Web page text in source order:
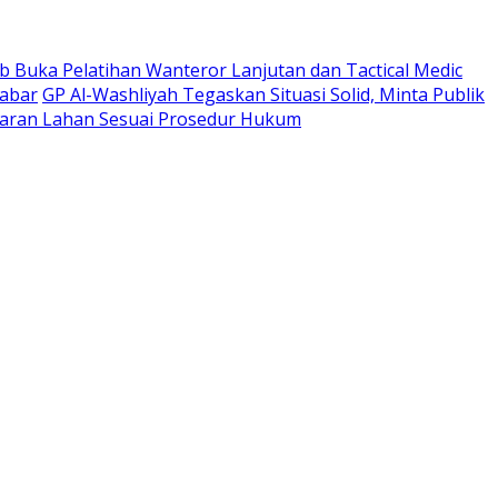
Buka Pelatihan Wanteror Lanjutan dan Tactical Medic
GP Al-Washliyah Tegaskan Situasi Solid, Minta Publik
Lahan Sesuai Prosedur Hukum